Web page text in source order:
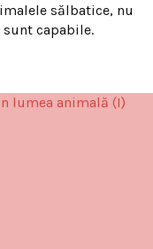
sălbatice, nu
capabile.